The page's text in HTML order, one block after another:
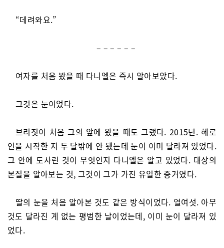
“데려와요.”
– – – – – –
여자를 처음 봤을 때 다니엘은 즉시 알아보았다.
그것은 눈이었다.
브리짓이 처음 그의 앞에 왔을 때도 그랬다. 2015년. 헤로
인을 시작한 지 두 달밖에 안 됐는데 눈이 이미 달라져 있었다.
그 안에 도사린 것이 무엇인지 다니엘은 알고 있었다. 대상의
본질을 알아보는 것, 그것이 그가 가진 유일한 증거였다.
딸의 눈을 처음 알아본 것도 같은 방식이었다. 열여섯. 아무
것도 달라진 게 없는 평범한 날이었는데, 이미 눈이 달라져 있
었다.